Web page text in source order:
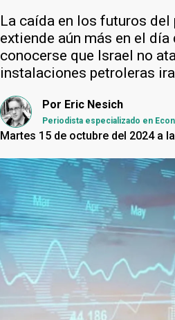
La caída en los futuros del
extiende aún más en el día
conocerse que Israel no
instalaciones petroleras
Por Eric Nesich
Periodista especializado en
Martes 15 de octubre del 2024 a